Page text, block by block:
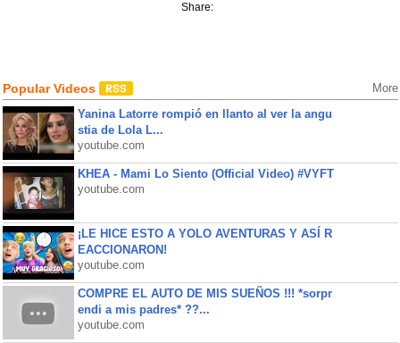
Share:
Popular Videos More
Yanina Latorre rompió en llanto al ver la angu
stia de Lola L...
youtube.com
KHEA - Mami Lo Siento (Official Video) #VYFT
youtube.com
¡LE HICE ESTO A YOLO AVENTURAS Y ASÍ R
EACCIONARON!
youtube.com
COMPRE EL AUTO DE MIS SUEÑOS !!! *sorpr
endi a mis padres* ??...
youtube.com